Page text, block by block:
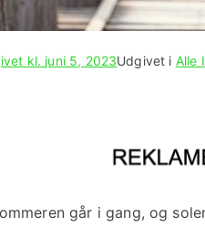
kl. juni 5, 2023Udgivet i Alle
går i gang, og